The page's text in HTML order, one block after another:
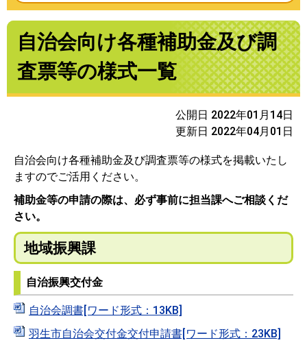
自治会向け各種補助金及び調
査票等の様式一覧
公開日 2022年01月14日
更新日 2022年04月01日
自治会向け各種補助金及び調査票等の様式を掲載いたし
ますのでご活用ください。
補助金等の申請の際は、必ず事前に担当課へご相談くだ
さい。
地域振興課
自治振興交付金
自治会調書[ワード形式：13KB]
羽生市自治会交付金交付申請書[ワード形式：23KB]